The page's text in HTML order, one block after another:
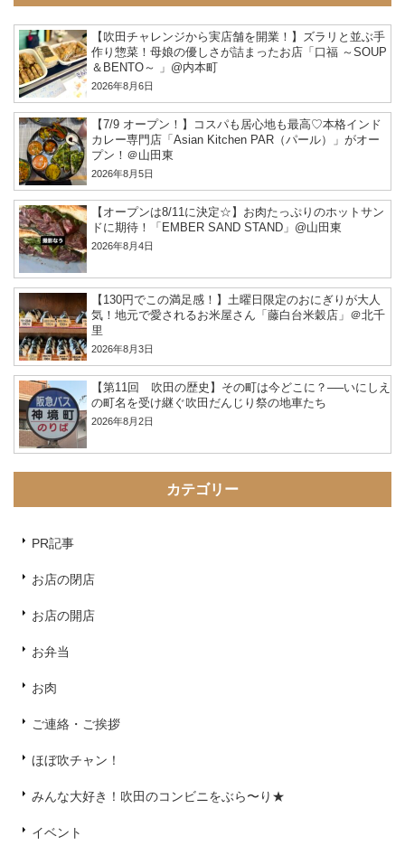
【吹田チャレンジから実店舗を開業！】ズラリと並ぶ手
作り惣菜！母娘の優しさが詰まったお店「口福 ～SOUP
＆BENTO～ 」@内本町
2026年8月6日
【7/9 オープン！】コスパも居心地も最高♡本格インド
カレー専門店「Asian Kitchen PAR（パール）」がオー
プン！＠山田東
2026年8月5日
【オープンは8/11に決定☆】お肉たっぷりのホットサン
ドに期待！「EMBER SAND STAND」@山田東
2026年8月4日
【130円でこの満足感！】土曜日限定のおにぎりが大人
気！地元で愛されるお米屋さん「藤白台米穀店」＠北千
里
2026年8月3日
【第11回 吹田の歴史】その町は今どこに？──いにしえ
の町名を受け継ぐ吹田だんじり祭の地車たち
2026年8月2日
カテゴリー
PR記事
お店の閉店
お店の開店
お弁当
お肉
ご連絡・ご挨拶
ほぼ吹チャン！
みんな大好き！吹田のコンビニをぶら〜り★
イベント